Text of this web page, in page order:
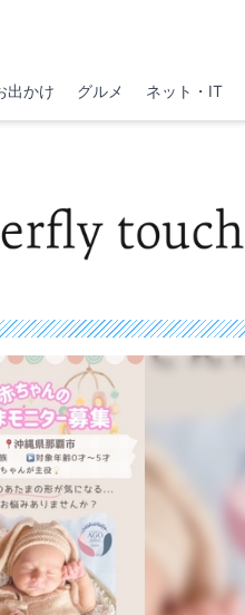
出かけ グルメ ネット・IT